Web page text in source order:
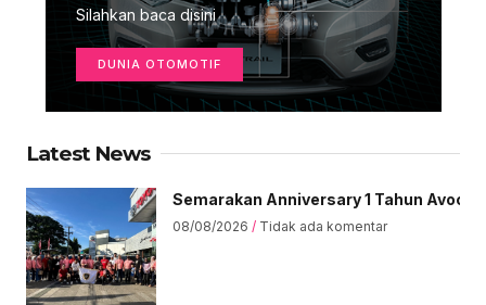
Silahkan baca disini
DUNIA OTOMOTIF
Latest News
Semarakan Anniversary 1 Tahun
08/08/2026 Tidak ada komentar